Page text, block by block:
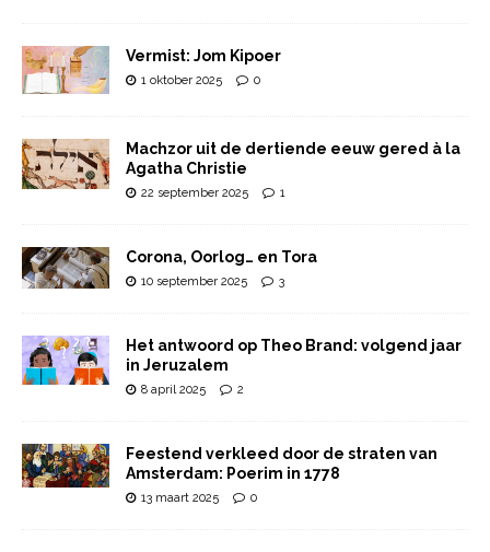
Vermist: Jom Kipoer
1 oktober 2025 0
Machzor uit de dertiende eeuw gered à la
Agatha Christie
22 september 2025 1
Corona, Oorlog… en Tora
10 september 2025 3
Het antwoord op Theo Brand: volgend jaar
in Jeruzalem
8 april 2025 2
Feestend verkleed door de straten van
Amsterdam: Poerim in 1778
13 maart 2025 0